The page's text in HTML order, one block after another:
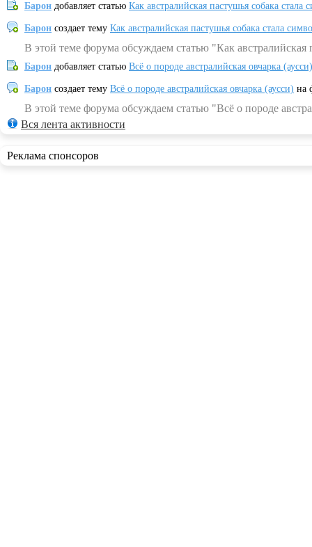
Барон добавляет статью Как австралийская пастушья собака
Барон создает тему Как австралийская пастушья собака стала
В этой теме форума обсуждаем статью "Как
Барон добавляет статью Всё о породе австралийская овчарка (аусси)
Барон создает тему Всё о породе австралийская овчарка (аусси) на
В этой теме форума обсуждаем статью "Всё о породе
Вся лента активности
Реклама спонсоров